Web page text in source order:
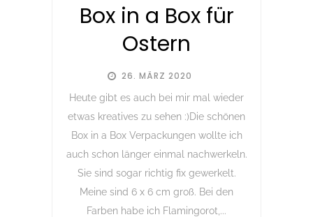
26. MÄRZ 2020
Box in a Box für
Ostern
Heute gibt es auch bei mir mal wieder
etwas kreatives zu sehen :)Die schönen
Box in a Box Verpackungen wollte ich
auch schon länger einmal nachwerkeln.
Sie sind sogar richtig fix gewerkelt.
Meine sind 6 x 6 cm groß. Bei den
Farben habe ich Flamingorot,...